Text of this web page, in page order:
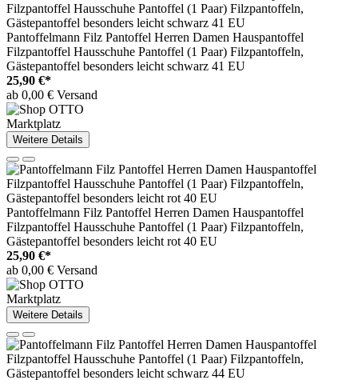
Pantoffelmann Filz Pantoffel Herren Damen Hauspantoffel
Filzpantoffel Hausschuhe Pantoffel (1 Paar) Filzpantoffeln,
Gästepantoffel besonders leicht schwarz 41 EU
25,90 €*
ab 0,00 € Versand
Marktplatz
Weitere Details
Pantoffelmann Filz Pantoffel Herren Damen Hauspantoffel
Filzpantoffel Hausschuhe Pantoffel (1 Paar) Filzpantoffeln,
Gästepantoffel besonders leicht rot 40 EU
25,90 €*
ab 0,00 € Versand
Marktplatz
Weitere Details